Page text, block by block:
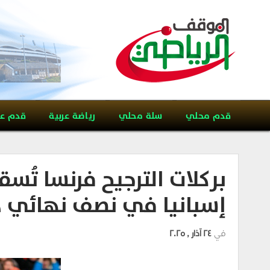
قدم محلي سلة محلي رياضة عربية قدم
بركلات الترجيح فرنسا
إسبانيا في نصف نهائي
في 24 آذار , 2025